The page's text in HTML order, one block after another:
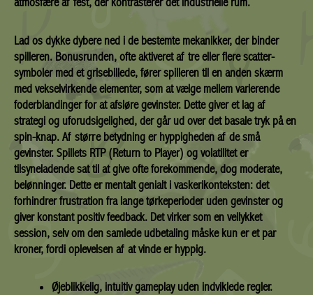
Lad os dykke dybere ned i de bestemte mekanikker, der binder
spilleren. Bonusrunden, ofte aktiveret af tre eller flere scatter-
symboler med et grisebillede, fører spilleren til en anden skærm
med vekselvirkende elementer, som at vælge mellem varierende
foderblandinger for at afsløre gevinster. Dette giver et lag af
strategi og uforudsigelighed, der går ud over det basale tryk på en
spin-knap. Af større betydning er hyppigheden af de små
gevinster. Spillets RTP (Return to Player) og volatilitet er
tilsyneladende sat til at give ofte forekommende, dog moderate,
belønninger. Dette er mentalt genialt i vaskerikonteksten: det
forhindrer frustration fra lange tørkeperioder uden gevinster og
giver konstant positiv feedback. Det virker som en vellykket
session, selv om den samlede udbetaling måske kun er et par
kroner, fordi oplevelsen af at vinde er hyppig.
Øjeblikkelig, intuitiv gameplay uden indviklede regler.